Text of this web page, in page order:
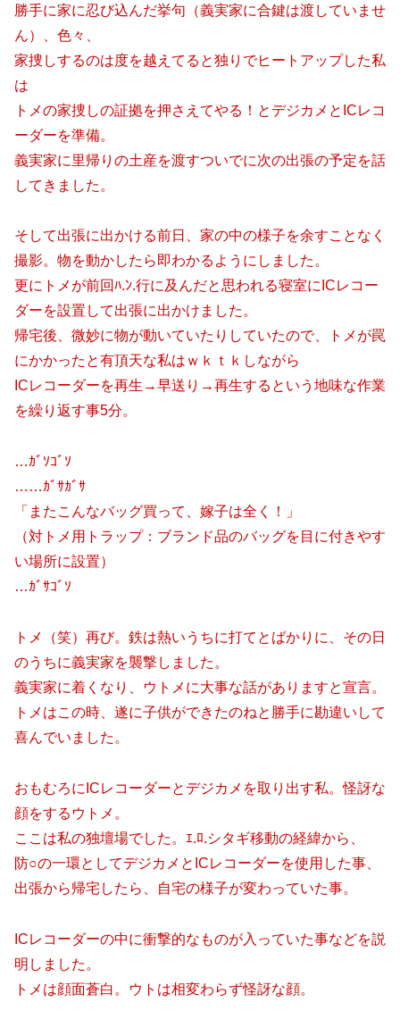
勝手に家に忍び込んだ挙句（義実家に合鍵は渡していませ
ん）、色々、
家捜しするのは度を越えてると独りでヒートアップした私
は
トメの家捜しの証拠を押さえてやる！とデジカメとICレコ
ーダーを準備。
義実家に里帰りの土産を渡すついでに次の出張の予定を話
してきました。
そして出張に出かける前日、家の中の様子を余すことなく
撮影。物を動かしたら即わかるようにしました。
更にトメが前回ﾊ.ﾝ.行に及んだと思われる寝室にICレコー
ダーを設置して出張に出かけました。
帰宅後、微妙に物が動いていたりしていたので、トメが罠
にかかったと有頂天な私はｗｋｔｋしながら
ICレコーダーを再生→早送り→再生するという地味な作業
を繰り返す事5分。
…ｶﾞｿｺﾞｿ
……ｶﾞｻｶﾞｻ
「またこんなバッグ買って、嫁子は全く！」
（対トメ用トラップ：ブランド品のバッグを目に付きやす
い場所に設置）
…ｶﾞｻｺﾞｿ
トメ（笑）再び。鉄は熱いうちに打てとばかりに、その日
のうちに義実家を襲撃しました。
義実家に着くなり、ウトメに大事な話がありますと宣言。
トメはこの時、遂に子供ができたのねと勝手に勘違いして
喜んでいました。
おもむろにICレコーダーとデジカメを取り出す私。怪訝な
顔をするウトメ。
ここは私の独壇場でした。ｴ.ﾛ.シタギ移動の経緯から、
防○の一環としてデジカメとICレコーダーを使用した事、
出張から帰宅したら、自宅の様子が変わっていた事。
ICレコーダーの中に衝撃的なものが入っていた事などを説
明しました。
トメは顔面蒼白。ウトは相変わらず怪訝な顔。